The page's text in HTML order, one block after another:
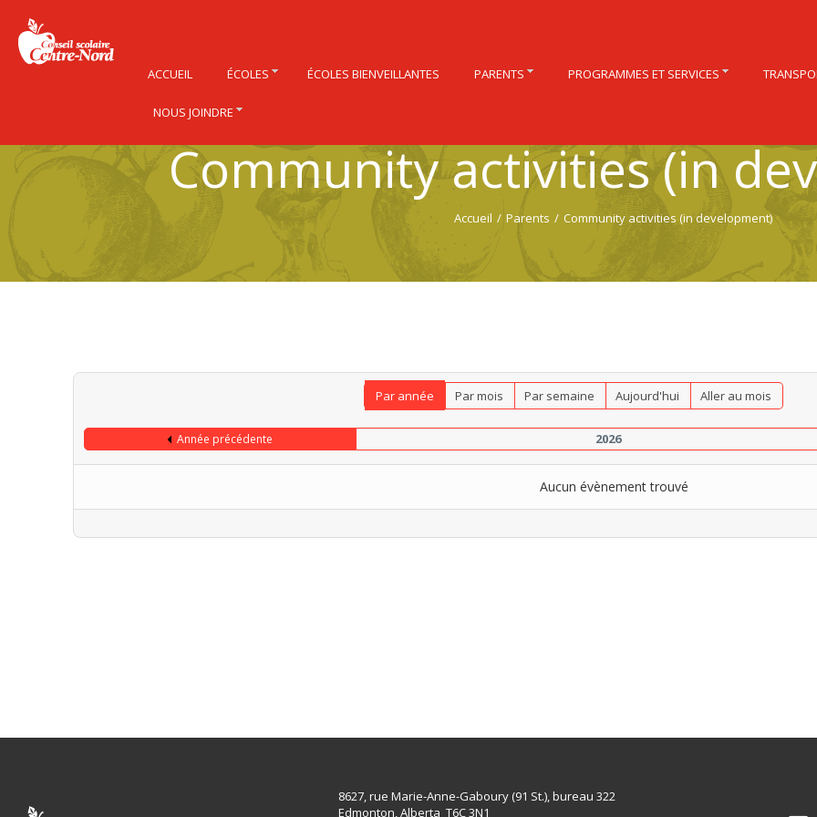
Community activities (in
Accueil / Parents / Community activities (in development)
Par année Par mois Par semaine Aujourd'hui Aller au mois
Année précédente 2026
Aucun évènement trouvé
Limite de la pagination
ACCUEIL ÉCOLES ÉCOLES BIENVEILLANTES PARENTS PROGRAMMES ET SERVICES
NOUS JOINDRE
8627, rue Marie-Anne-Gaboury (91 St.), bureau 322
Edmonton, Alberta T6C 3N1